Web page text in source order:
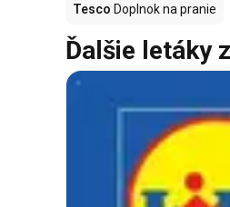
Tesco Doplnok na pranie
Ďalšie letáky